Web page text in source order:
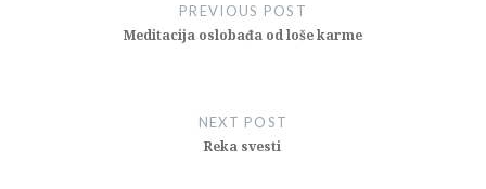
PREVIOUS POST
Meditacija oslobađa od loše karme
NEXT POST
Reka svesti